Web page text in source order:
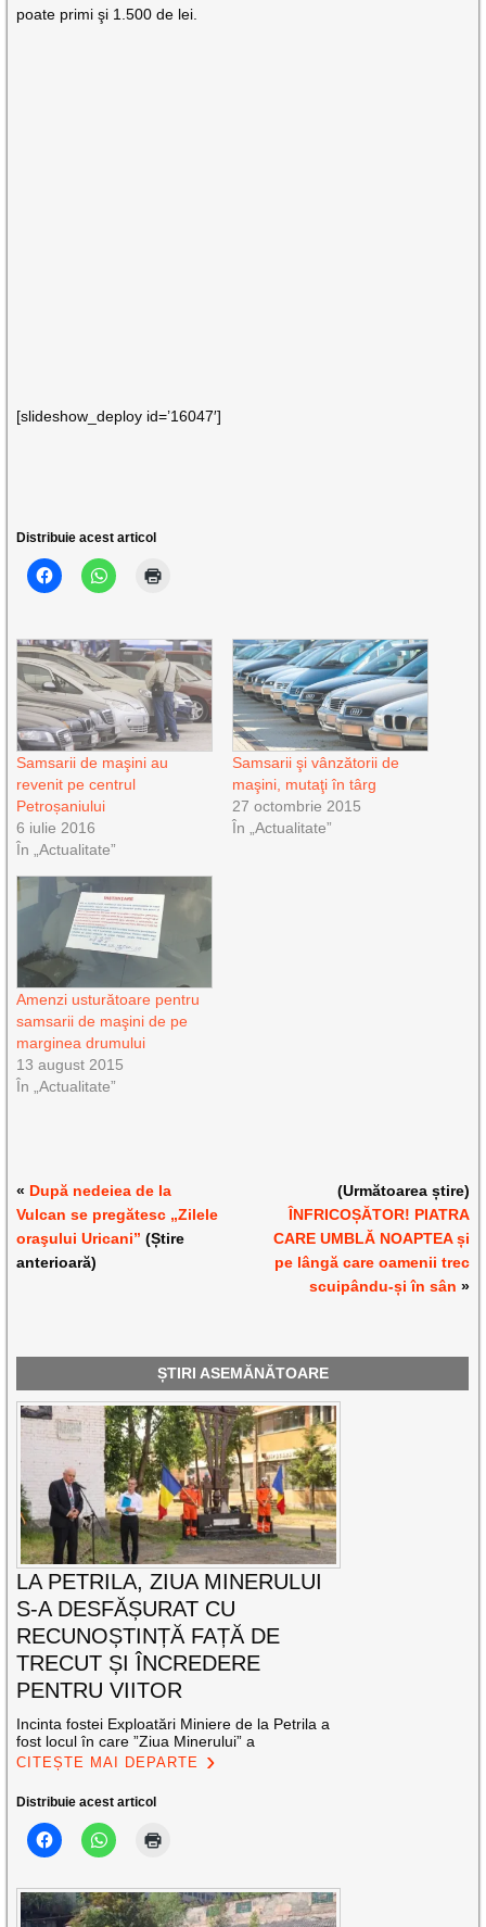
poate primi şi 1.500 de lei.
[slideshow_deploy id=’16047′]
Distribuie acest articol
Samsarii de maşini au
revenit pe centrul
Petroșaniului
6 iulie 2016
În „Actualitate”
Samsarii şi vânzătorii de
maşini, mutaţi în târg
27 octombrie 2015
În „Actualitate”
Amenzi usturătoare pentru
samsarii de maşini de pe
marginea drumului
13 august 2015
În „Actualitate”
« După nedeiea de la
Vulcan se pregătesc „Zilele
oraşului Uricani” (Știre
anterioară)
(Următoarea știre)
ÎNFRICOȘĂTOR! PIATRA
CARE UMBLĂ NOAPTEA și
pe lângă care oamenii trec
scuipându-și în sân »
ȘTIRI ASEMĂNĂTOARE
LA PETRILA, ZIUA MINERULUI
S-A DESFĂȘURAT CU
RECUNOȘTINȚĂ FAȚĂ DE
TRECUT ȘI ÎNCREDERE
PENTRU VIITOR
Incinta fostei Exploatări Miniere de la Petrila a
fost locul în care ”Ziua Minerului” a
CITEȘTE MAI DEPARTE
Distribuie acest articol